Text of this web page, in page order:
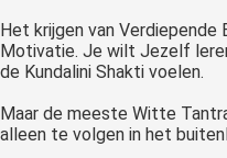
Het krijgen van Verdiepende
Motivatie. Je wilt Jezelf
de Kundalini Shakti voelen.
Maar de meeste Witte
alleen te volgen in het